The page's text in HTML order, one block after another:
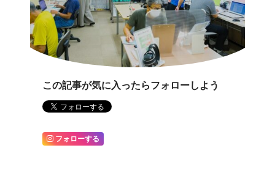
この記事が気に入ったらフォローしよう
フォローする